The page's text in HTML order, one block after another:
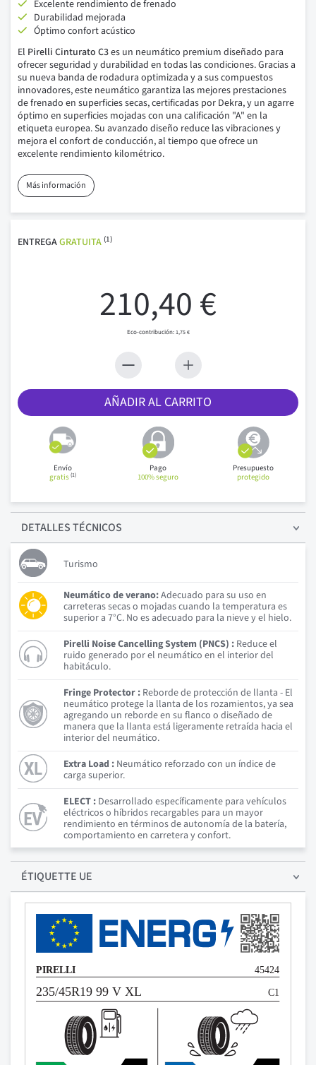
Excelente rendimiento de frenado
Durabilidad mejorada
Óptimo confort acústico
El Pirelli Cinturato C3es un neumático premium diseñado para
ofrecer seguridad y durabilidad en todas las condiciones. Gracias a
su nueva banda de rodadura optimizada y a sus compuestos
innovadores, este neumático garantiza las mejores prestaciones
de frenado en superficies secas, certificadas por Dekra, y un agarre
óptimo en superficies mojadas con una calificación "A" en la
etiqueta europea. Su avanzado diseño reduce las vibraciones y
mejora el confort de conducción, al tiempo que ofrece un
excelente rendimiento kilométrico.
Más información
ENTREGAGRATUITA (1)
210,40 €
1,75 €
AÑADIR AL CARRITO
Envío
gratis(1)
Pago
100% seguro
Presupuesto
protegido
DETALLESTÉCNICOS
Turismo
Neumático de verano:Adecuado para su uso en
carreteras secas o mojadas cuando la temperatura es
superior a 7°C. No es adecuado para la nieve y el hielo.
Pirelli Noise Cancelling System (PNCS) : Reduce el
ruido generado por el neumático en el interior del
habitáculo.
Fringe Protector : Reborde de protección de llanta - El
neumático protege la llanta de los rozamientos, ya sea
agregando un reborde en su flanco o diseñado de
manera que la llanta está ligeramente retraída hacia el
interior del neumático.
Extra Load : Neumático reforzado con un índice de
carga superior.
ELECT : Desarrollado específicamente para vehículos
eléctricos o híbridos recargables para un mayor
rendimiento en términos de autonomía de la batería,
comportamiento en carretera y confort.
ÉTIQUETTE UE